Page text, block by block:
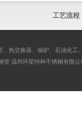
工艺流程
热交换器、锅炉、石油化
温州环星特种不锈钢有限